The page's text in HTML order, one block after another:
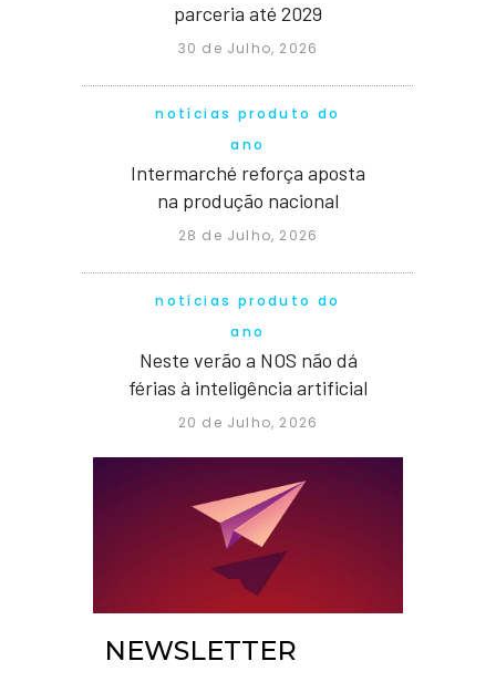
parceria até 2029
30 de Julho, 2026
notícias produto do
ano
Intermarché reforça aposta
na produção nacional
28 de Julho, 2026
notícias produto do
ano
Neste verão a NOS não dá
férias à inteligência artificial
20 de Julho, 2026
NEWSLETTER